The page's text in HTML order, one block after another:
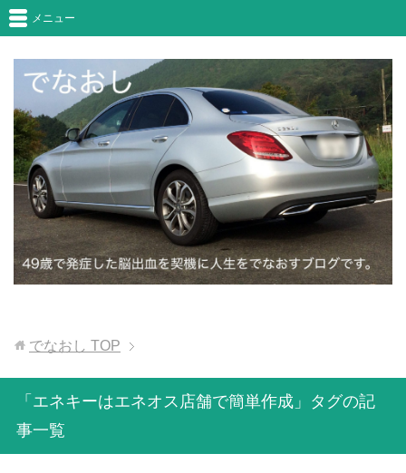
メニュー
でなおし TOP
「エネキーはエネオス店舗で簡単作成」タグの記
事一覧